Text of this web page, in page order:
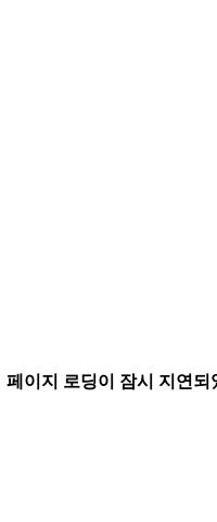
페이지 로딩이 잠시 지연